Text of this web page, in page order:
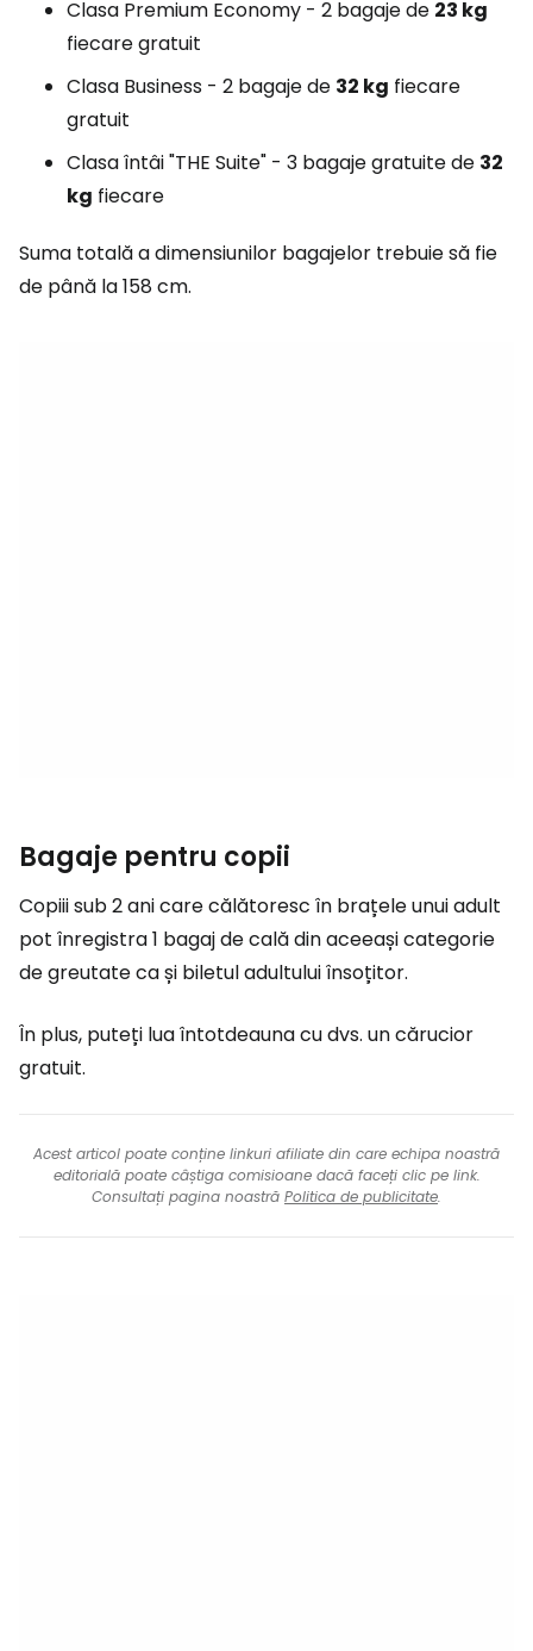
Clasa Premium Economy - 2 bagaje de 23 kg
fiecare gratuit
Clasa Business - 2 bagaje de 32 kg fiecare
gratuit
Clasa întâi "THE Suite" - 3 bagaje gratuite de 32
kg fiecare
Suma totală a dimensiunilor bagajelor trebuie să fie
de până la 158 cm.
Bagaje pentru copii
Copiii sub 2 ani care călătoresc în brațele unui adult
pot înregistra 1 bagaj de cală din aceeași categorie
de greutate ca și biletul adultului însoțitor.
În plus, puteți lua întotdeauna cu dvs. un cărucior
gratuit.
Acest articol poate conține linkuri afiliate din care echipa noastră
editorială poate câștiga comisioane dacă faceți clic pe link.
Consultați pagina noastră Politica de publicitate.